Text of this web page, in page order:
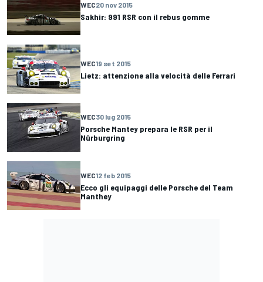
WEC20 nov 2015
Sakhir: 991 RSR con il rebus gomme
WEC19 set 2015
Lietz: attenzione alla velocità delle Ferrari
WEC30 lug 2015
Porsche Mantey prepara le RSR per il
Nürburgring
WEC12 feb 2015
Ecco gli equipaggi delle Porsche del Team
Manthey